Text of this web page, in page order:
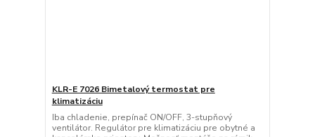
KLR-E 7026 Bimetalový termostat pre
klimatizáciu
Iba chladenie, prepínač ON/OFF, 3-stupňový
ventilátor. Regulátor pre klimatizáciu pre obytné a